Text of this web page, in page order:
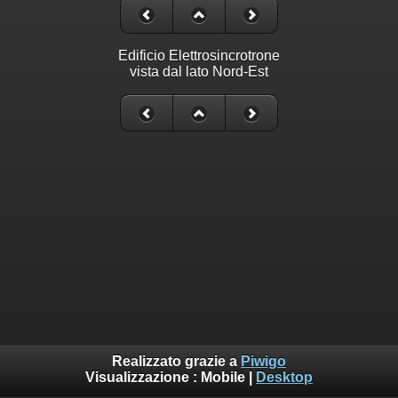
Edificio Elettrosincrotrone
vista dal lato Nord-Est
Realizzato grazie a Piwigo
Visualizzazione : Mobile Desktop